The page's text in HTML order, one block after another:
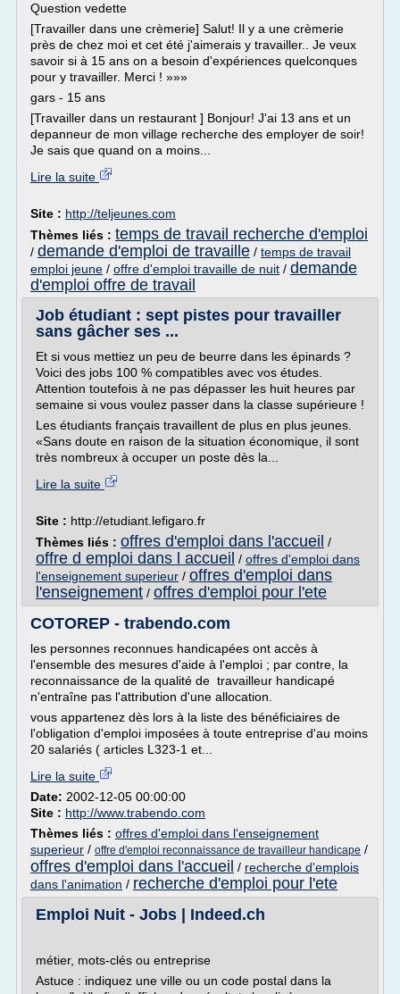
Question vedette
[Travailler dans une crèmerie] Salut! Il y a une crèmerie
près de chez moi et cet été j'aimerais y travailler.. Je veux
savoir si à 15 ans on a besoin d'expériences quelconques
pour y travailler. Merci ! »»»
gars - 15 ans
[Travailler dans un restaurant ] Bonjour! J'ai 13 ans et un
depanneur de mon village recherche des employer de soir!
Je sais que quand on a moins...
Lire la suite
Site : http://teljeunes.com
Thèmes liés : temps de travail recherche d'emploi
/ demande d'emploi de travaille / temps de travail
emploi jeune / offre d'emploi travaille de nuit / demande
d'emploi offre de travail
Job étudiant : sept pistes pour travailler
sans gâcher ses ...
Et si vous mettiez un peu de beurre dans les épinards ?
Voici des jobs 100 % compatibles avec vos études.
Attention toutefois à ne pas dépasser les huit heures par
semaine si vous voulez passer dans la classe supérieure !
Les étudiants français travaillent de plus en plus jeunes.
«Sans doute en raison de la situation économique, il sont
très nombreux à occuper un poste dès la...
Lire la suite
Site : http://etudiant.lefigaro.fr
Thèmes liés : offres d'emploi dans l'accueil /
offre d emploi dans l accueil / offres d'emploi dans
l'enseignement superieur / offres d'emploi dans
l'enseignement / offres d'emploi pour l'ete
COTOREP - trabendo.com
les personnes reconnues handicapées ont accès à
l'ensemble des mesures d'aide à l'emploi ; par contre, la
reconnaissance de la qualité de travailleur handicapé
n'entraîne pas l'attribution d'une allocation.
vous appartenez dès lors à la liste des bénéficiaires de
l'obligation d'emploi imposées à toute entreprise d'au moins
20 salariés ( articles L323-1 et...
Lire la suite
Date: 2002-12-05 00:00:00
Site : http://www.trabendo.com
Thèmes liés : offres d'emploi dans l'enseignement
superieur / offre d'emploi reconnaissance de travailleur handicape /
offres d'emploi dans l'accueil / recherche d'emplois
dans l'animation / recherche d'emploi pour l'ete
Emploi Nuit - Jobs | Indeed.ch
métier, mots-clés ou entreprise
Astuce : indiquez une ville ou un code postal dans la